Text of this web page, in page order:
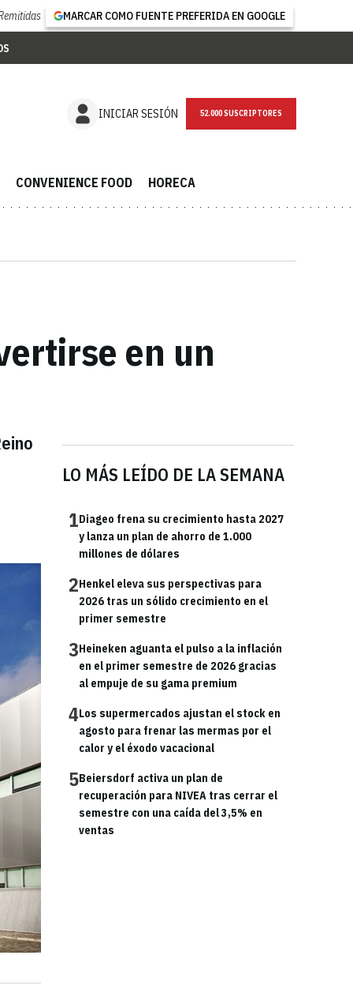
MARCAR COMO FUENTE PREFERIDA EN GOOGLE
INICIAR SESIÓN NEWSLETTER
CONVENIENCE FOOD HORECA
en un
LO MÁS LEÍDO DE LA SEMANA
1Diageo frena su crecimiento hasta 2027
y lanza un plan de ahorro de 1.000
millones de dólares
2Henkel eleva sus perspectivas para
2026 tras un sólido crecimiento en el
primer semestre
3Heineken aguanta el pulso a la inflación
en el primer semestre de 2026 gracias
al empuje de su gama premium
4Los supermercados ajustan el stock en
agosto para frenar las mermas por el
calor y el éxodo vacacional
5Beiersdorf activa un plan de
recuperación para NIVEA tras cerrar el
semestre con una caída del 3,5% en
ventas